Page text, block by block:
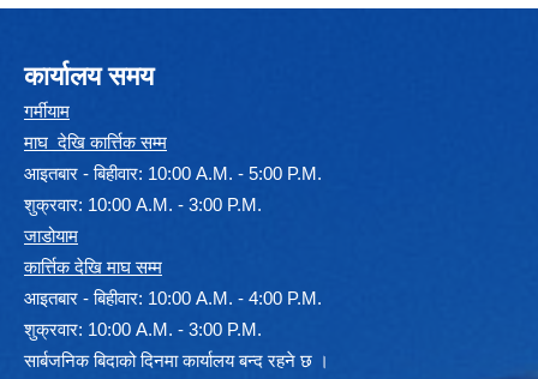
कार्यालय समय
गर्मीयाम
माघ देखि कार्त्तिक सम्म
आइतबार - बिहीवार: 10:00 A.M. - 5:00 P.M.
शुक्रवार: 10:00 A.M. - 3:00 P.M.
जाडोयाम
कार्त्तिक देखि माघ सम्म
आइतबार - बिहीवार: 10:00 A.M. - 4:00 P.M.
शुक्रवार: 10:00 A.M. - 3:00 P.M.
सार्बजनिक बिदाको दिनमा कार्यालय बन्द रहने छ ।